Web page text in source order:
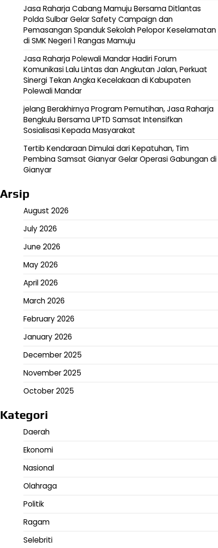
Jasa Raharja Cabang Mamuju Bersama Ditlantas
Polda Sulbar Gelar Safety Campaign dan
Pemasangan Spanduk Sekolah Pelopor Keselamatan
di SMK Negeri 1 Rangas Mamuju
Jasa Raharja Polewali Mandar Hadiri Forum
Komunikasi Lalu Lintas dan Angkutan Jalan, Perkuat
Sinergi Tekan Angka Kecelakaan di Kabupaten
Polewali Mandar
jelang Berakhirnya Program Pemutihan, Jasa Raharja
Bengkulu Bersama UPTD Samsat Intensifkan
Sosialisasi Kepada Masyarakat
Tertib Kendaraan Dimulai dari Kepatuhan, Tim
Pembina Samsat Gianyar Gelar Operasi Gabungan di
Gianyar
Arsip
August 2026
July 2026
June 2026
May 2026
April 2026
March 2026
February 2026
January 2026
December 2025
November 2025
October 2025
Kategori
Daerah
Ekonomi
Nasional
Olahraga
Politik
Ragam
Selebriti